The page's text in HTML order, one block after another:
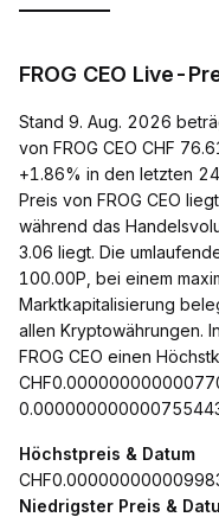
FROG CEO Live-
Stand 9. Aug. 2026
von FROG CEO CHF
+1.86% in den letzten
Preis von FROG CEO
während das
3.06 liegt. Die
100.00P, bei einem
Marktkapitalisierung
allen Kryptowährungen.
FROG CEO einen
Höchstpreis & Datum
Niedrigster Preis &